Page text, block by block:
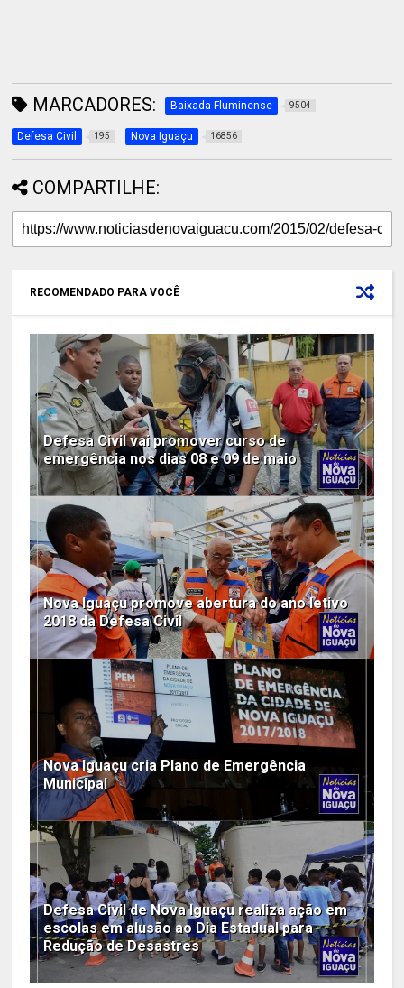
MARCADORES: Baixada Fluminense 9504
Defesa Civil 195 Nova Iguaçu 16856
COMPARTILHE:
RECOMENDADO PARA VOCÊ
Defesa Civil vai promover curso de
emergência nos dias 08 e 09 de maio
Nova Iguaçu promove abertura do ano letivo
2018 da Defesa Civil
Nova Iguaçu cria Plano de Emergência
Municipal
Defesa Civil de Nova Iguaçu realiza ação em
escolas em alusão ao Dia Estadual para
Redução de Desastres